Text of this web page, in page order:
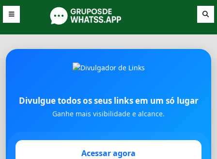
Divulgue todos os seus links em um só lugar
Ganhe mais visibilidade e alcance.
Acessar agora